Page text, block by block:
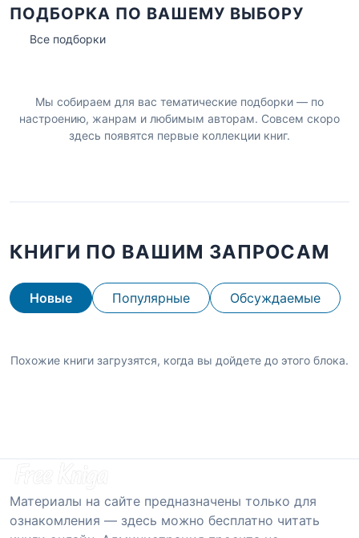
ПОДБОРКА ПО ВАШЕМУ ВЫБОРУ
Все подборки
Мы собираем для вас тематические подборки — по
настроению, жанрам и любимым авторам. Совсем скоро
здесь появятся первые коллекции книг.
КНИГИ ПО ВАШИМ ЗАПРОСАМ
Новые Популярные Обсуждаемые
Похожие книги загрузятся, когда вы дойдете до этого блока.
Материалы на сайте предназначены только для
ознакомления — здесь можно бесплатно читать